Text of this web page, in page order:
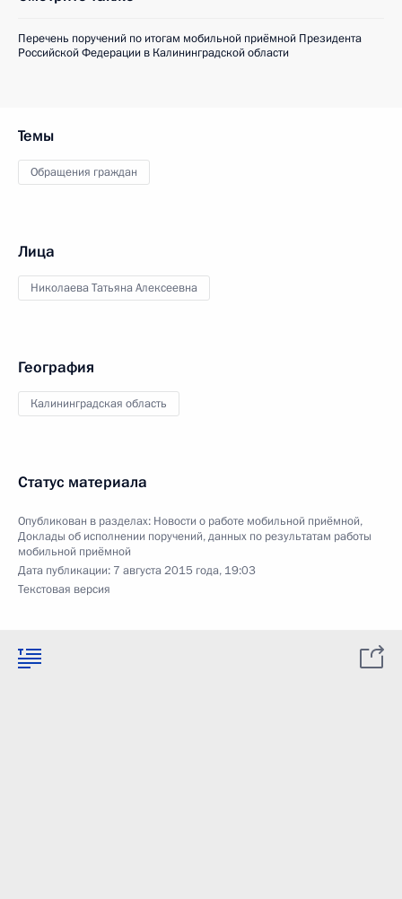
Перечень поручений по итогам мобильной приёмной Президента
Российской Федерации в Калининградской области
Темы
Обращения граждан
Лица
Николаева Татьяна Алексеевна
География
Калининградская область
Статус материала
Опубликован в разделах: Новости о работе мобильной приёмной,
Доклады об исполнении поручений, данных по результатам работы
мобильной приёмной
Дата публикации: 7 августа 2015 года, 19:03
Текстовая версия